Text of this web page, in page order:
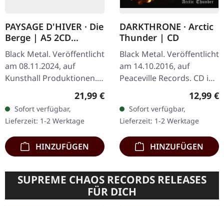
PAYSAGE D'HIVER · Die
Berge | A5 2CD
DIGIPAK
Black Metal. Veröffentlicht
am 08.11.2024, auf
Kunsthall Produktionen.
Digipak-2CD (A5-Format)
mit gefaltetem 8-seitigem
Booklet in schwarzem…
Regulärer Preis:
21,99 €
Sofort verfügbar,
Lieferzeit: 1-2 Werktage
HINZUFÜGEN
DARKTHRONE · Arctic
Thunder | CD
Black Metal. Veröffentlicht
am 14.10.2016, auf
Peaceville Records. CD im
norwegischen Black
Metal-Legenden
Darkthrone 2016 "Arctic…
12,99 €
Sofort verfügbar,
Lieferzeit: 1-2 Werktage
HINZUFÜGEN
SUPREME CHAOS RECORDS RELEASES
FÜR DICH